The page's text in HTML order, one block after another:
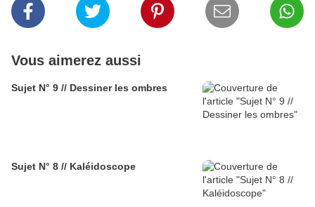
Vous aimerez aussi
Sujet N° 9 // Dessiner les ombres
Sujet N° 8 // Kaléidoscope